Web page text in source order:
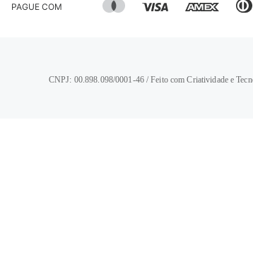
PAGUE COM
CNPJ: 00.898.098/0001-46 / Feito com Criatividade e